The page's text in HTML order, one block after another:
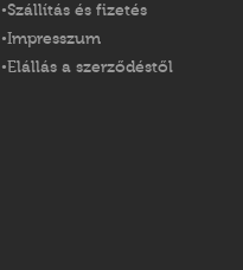
Szállítás és fizetés
Impresszum
Elállás a szerződéstől